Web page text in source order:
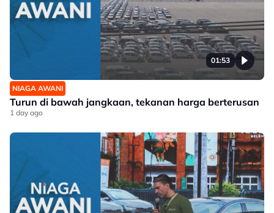
01:53
NIAGA AWANI
Turun di bawah jangkaan, tekanan harga berterusan
1 day ago